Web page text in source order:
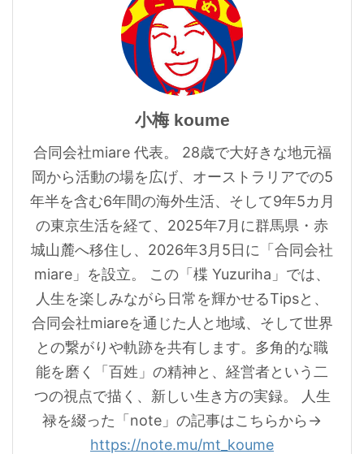
小梅 koume
合同会社miare 代表。 28歳で大好きな地元福
岡から活動の場を広げ、オーストラリアでの5
年半を含む6年間の海外生活、そして9年5カ月
の東京生活を経て、2025年7月に群馬県・赤
城山麓へ移住し、2026年3月5日に「合同会社
miare」を設立。 この「楪 Yuzuriha」では、
人生を楽しみながら日常を輝かせるTipsと、
合同会社miareを通じた人と地域、そして世界
との繋がりや軌跡を共有します。多角的な職
能を磨く「百姓」の精神と、経営者という二
つの視点で描く、新しい生き方の実録。 人生
禄を綴った「note」の記事はこちらから→
https://note.mu/mt_koume